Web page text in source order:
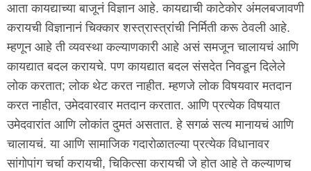
आता कायद्याच्या बाजूनं विज्ञान आहे. कायद्याची काटेकोर अंमलबजावणी
करायची विज्ञानानं चिक्कार शस्त्रास्त्रांची निर्मिती करू ठेवली आहे.
म्हणून आहे ती व्यवस्था कल्याणकारी आहे असं समजून चालायचं आणि
कायद्यात बदल करायचे. पण कायद्यात बदल संसदेत निवडून दिलेले
लोक करतात; लोक थेट करत नाहीत. म्हणजे लोक विषयवार मतदान
करत नाहीत, उमेदवारवार मतदान करतात. आणि प्रत्येक विषयात
उमेदवारांत आणि लोकांत दुमतं असतात. हे सगळं सत्य मानायचं आणि
चालायचं. या आणि सामाजिक गदारोळातल्या प्रत्येक विधानावर
सांगोपांग चर्चा करायची, चिकित्सा करायची जे होत आहे ते कल्याणच